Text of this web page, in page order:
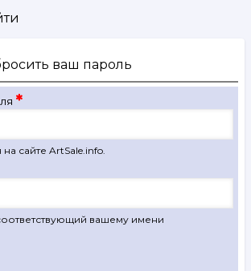
ваш пароль
сайте ArtSale.info.
вашему имени